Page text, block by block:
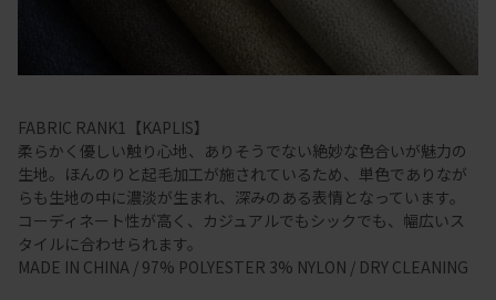
FABRIC RANK1【KAPLIS】
柔らかく優しい触り心地、ありそうでない絶妙な色合いが魅力の
生地。ほんのりと起毛加工が施されているため、単色でありなが
らも生地の中に濃淡が生まれ、深みのある表情となっています。
コーディネート性が高く、カジュアルでもシックでも、幅広いス
タイルに合わせられます。
MADE IN CHINA / 97% POLYESTER 3% NYLON / DRY CLEANING